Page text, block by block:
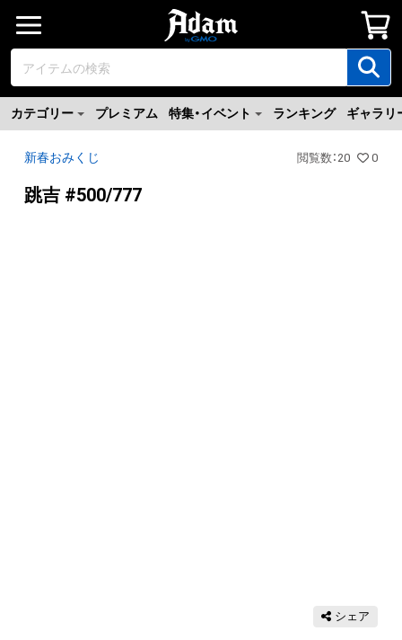
カテゴリー プレミアム 特集・イベント ランキング ギャラリ
新春おみくじ 閲覧数 ：20 0
跳吉 #500/777
シェア